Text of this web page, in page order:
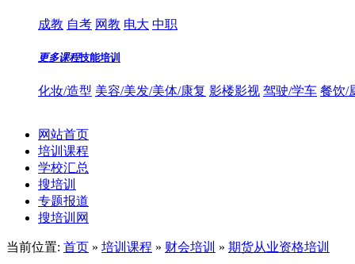
成教 自考 网教 电大 中职
更多课程技能培训
化妆/造型 美容/美发/美体/康复 影楼影视 驾驶/学车 餐饮/
网站首页
培训课程
学校汇总
搜培训
专题报道
搜培训网
当前位置: 首页 » 培训课程 » 财会培训 » 期货从业资格培训